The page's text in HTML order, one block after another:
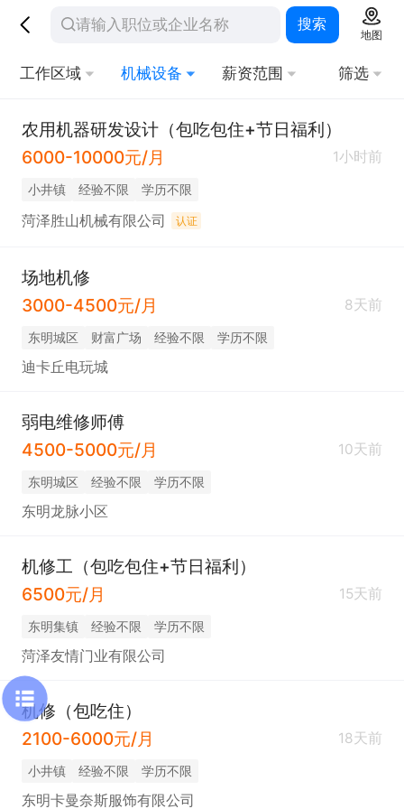
搜索
地图
工作区域 机械设备 薪资范围 筛选
农用机器研发设计（包吃包住+节日福利）
6000-10000元/月
1小时前
小井镇 经验不限 学历不限
菏泽胜山机械有限公司 认证
场地机修
3000-4500元/月
8天前
东明城区 财富广场 经验不限 学历不限
迪卡丘电玩城
弱电维修师傅
4500-5000元/月
10天前
东明城区 经验不限 学历不限
东明龙脉小区
机修工（包吃包住+节日福利）
6500元/月
15天前
东明集镇 经验不限 学历不限
菏泽友情门业有限公司
机修（包吃住）
2100-6000元/月
18天前
小井镇 经验不限 学历不限
东明卡曼奈斯服饰有限公司